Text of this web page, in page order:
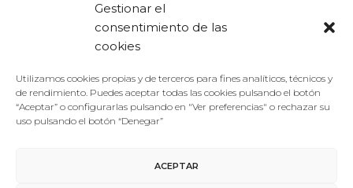
Gestionar el
consentimiento de las
cookies
Utilizamos cookies propias y de terceros para fines analíticos, técnicos y
de rendimiento. Puedes aceptar todas las cookies pulsando el botón
“Aceptar” o configurarlas pulsando en "Ver preferencias" o rechazar su
uso pulsando el botón “Denegar”
ACEPTAR
Comparte: Facebook Twitter